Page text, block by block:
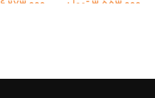
3,553,000تومان
6,273,000